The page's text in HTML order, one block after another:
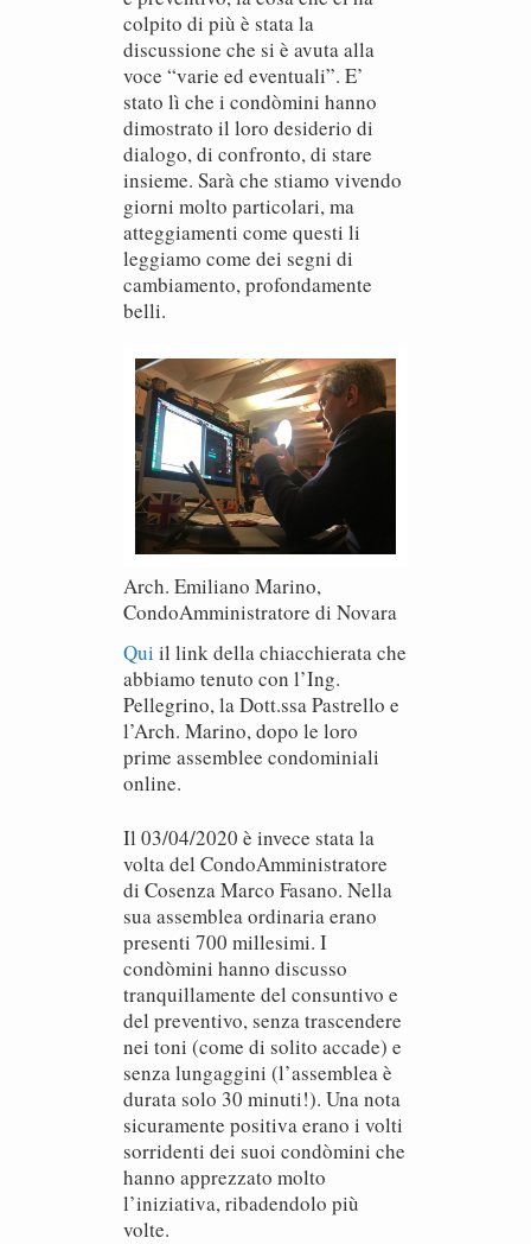
colpito di più è stata la
discussione che si è avuta alla
voce “varie ed eventuali”. E’
stato lì che i condòmini hanno
dimostrato il loro desiderio di
dialogo, di confronto, di stare
insieme. Sarà che stiamo vivendo
giorni molto particolari, ma
atteggiamenti come questi li
leggiamo come dei segni di
cambiamento, profondamente
belli.
Arch. Emiliano Marino,
CondoAmministratore di Novara
Qui il link della chiacchierata che
abbiamo tenuto con l’Ing.
Pellegrino, la Dott.ssa Pastrello e
l’Arch. Marino, dopo le loro
prime assemblee condominiali
online.
Il 03/04/2020 è invece stata la
volta del CondoAmministratore
di Cosenza Marco Fasano. Nella
sua assemblea ordinaria erano
presenti 700 millesimi. I
condòmini hanno discusso
tranquillamente del consuntivo e
del preventivo, senza trascendere
nei toni (come di solito accade) e
senza lungaggini (l’assemblea è
durata solo 30 minuti!). Una nota
sicuramente positiva erano i volti
sorridenti dei suoi condòmini che
hanno apprezzato molto
l’iniziativa, ribadendolo più
volte.